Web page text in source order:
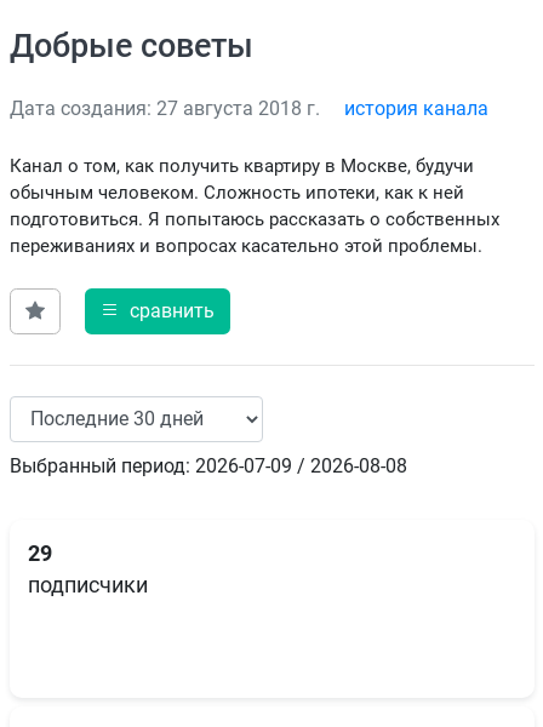
Добрые советы
Дата создания: 27 августа 2018 г. история канала
Канал о том, как получить квартиру в Москве, будучи
обычным человеком. Сложность ипотеки, как к ней
подготовиться. Я попытаюсь рассказать о собственных
переживаниях и вопросах касательно этой проблемы.
сравнить
Выбранный период: 2026-07-09 / 2026-08-08
29
подписчики